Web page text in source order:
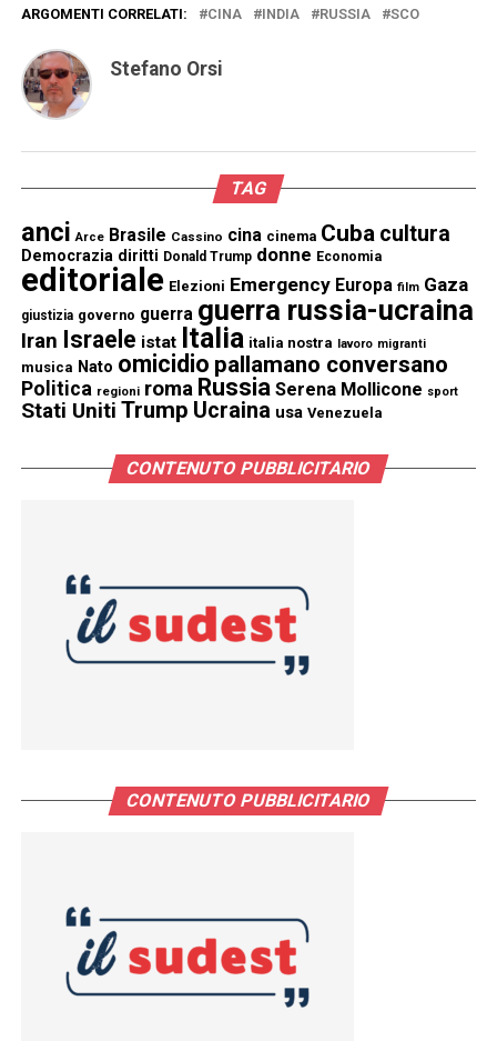
ARGOMENTI CORRELATI: CINA INDIA RUSSIA SCO
Stefano Orsi
TAG
anci Arce Brasile Cassino cina cinema Cuba cultura
Democrazia diritti Donald Trump donne Economia
editoriale Elezioni Emergency Europa film Gaza
giustizia governo guerra guerra russia-ucraina
Iran Israele istat Italia italia nostra lavoro migranti
musica Nato omicidio pallamano conversano
Politica regioni roma Russia Serena Mollicone sport
Stati Uniti Trump Ucraina usa Venezuela
CONTENUTO PUBBLICITARIO
CONTENUTO PUBBLICITARIO